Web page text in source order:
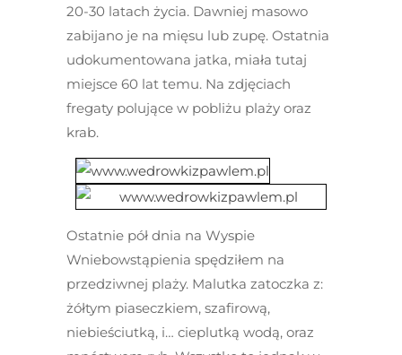
20-30 latach życia. Dawniej masowo
zabijano je na mięsu lub zupę. Ostatnia
udokumentowana jatka, miała tutaj
miejsce 60 lat temu. Na zdjęciach
fregaty polujące w pobliżu plaży oraz
krab.
Ostatnie pół dnia na Wyspie
Wniebowstąpienia spędziłem na
przedziwnej plaży. Malutka zatoczka z:
żółtym piaseczkiem, szafirową,
niebieściutką, i… cieplutką wodą, oraz